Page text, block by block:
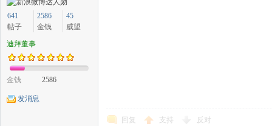
641
帖子
2586
金钱
45
威望
迪拜董事
金钱 2586
发消息
回复 支持 反对